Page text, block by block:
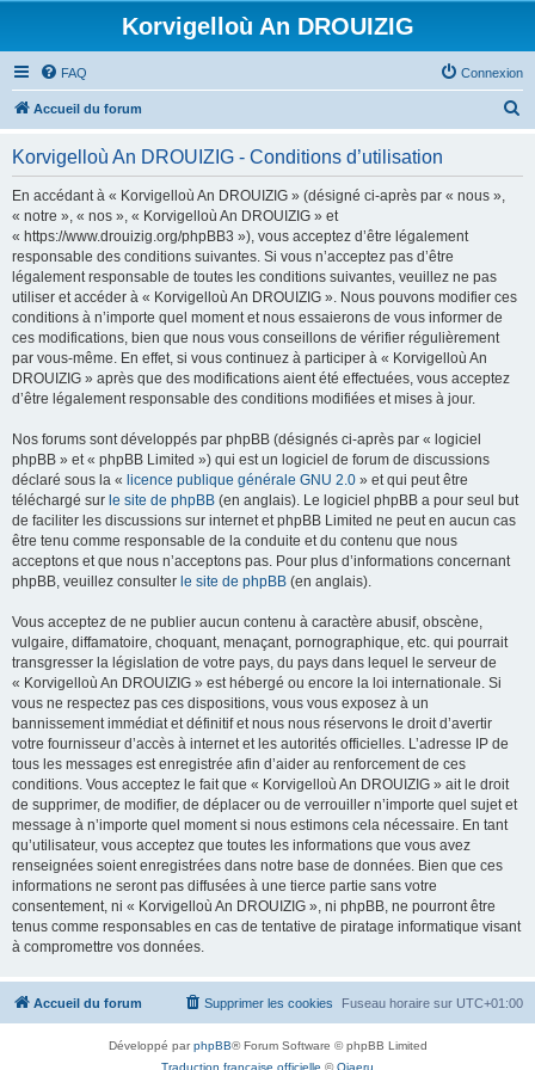
Korvigelloù An DROUIZIG
FAQ Connexion
Accueil du forum
Korvigelloù An DROUIZIG - Conditions d’utilisation
En accédant à « Korvigelloù An DROUIZIG » (désigné ci-après par « nous »,
« notre », « nos », « Korvigelloù An DROUIZIG » et
« https://www.drouizig.org/phpBB3 »), vous acceptez d’être légalement
responsable des conditions suivantes. Si vous n’acceptez pas d’être
légalement responsable de toutes les conditions suivantes, veuillez ne pas
utiliser et accéder à « Korvigelloù An DROUIZIG ». Nous pouvons modifier ces
conditions à n’importe quel moment et nous essaierons de vous informer de
ces modifications, bien que nous vous conseillons de vérifier régulièrement
par vous-même. En effet, si vous continuez à participer à « Korvigelloù An
DROUIZIG » après que des modifications aient été effectuées, vous acceptez
d’être légalement responsable des conditions modifiées et mises à jour.
Nos forums sont développés par phpBB (désignés ci-après par « logiciel
phpBB » et « phpBB Limited ») qui est un logiciel de forum de discussions
déclaré sous la « licence publique générale GNU 2.0 » et qui peut être
téléchargé sur le site de phpBB (en anglais). Le logiciel phpBB a pour seul but
de faciliter les discussions sur internet et phpBB Limited ne peut en aucun cas
être tenu comme responsable de la conduite et du contenu que nous
acceptons et que nous n’acceptons pas. Pour plus d’informations concernant
phpBB, veuillez consulter le site de phpBB (en anglais).
Vous acceptez de ne publier aucun contenu à caractère abusif, obscène,
vulgaire, diffamatoire, choquant, menaçant, pornographique, etc. qui pourrait
transgresser la législation de votre pays, du pays dans lequel le serveur de
« Korvigelloù An DROUIZIG » est hébergé ou encore la loi internationale. Si
vous ne respectez pas ces dispositions, vous vous exposez à un
bannissement immédiat et définitif et nous nous réservons le droit d’avertir
votre fournisseur d’accès à internet et les autorités officielles. L’adresse IP de
tous les messages est enregistrée afin d’aider au renforcement de ces
conditions. Vous acceptez le fait que « Korvigelloù An DROUIZIG » ait le droit
de supprimer, de modifier, de déplacer ou de verrouiller n’importe quel sujet et
message à n’importe quel moment si nous estimons cela nécessaire. En tant
qu’utilisateur, vous acceptez que toutes les informations que vous avez
renseignées soient enregistrées dans notre base de données. Bien que ces
informations ne seront pas diffusées à une tierce partie sans votre
consentement, ni « Korvigelloù An DROUIZIG », ni phpBB, ne pourront être
tenus comme responsables en cas de tentative de piratage informatique visant
à compromettre vos données.
Accueil du forum Fuseau horaire sur UTC+01:00
Supprimer les cookies
Développé parphpBB® Forum Software © phpBB Limited
Traduction française officielle ©Qiaeru